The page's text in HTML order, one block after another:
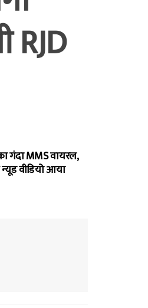
RJD
गंदा MMS वायरल,
वीडियो आया